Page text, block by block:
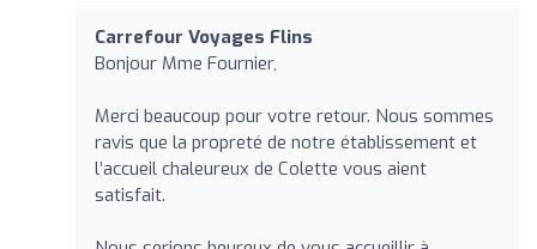
Carrefour Voyages Flins
Bonjour Mme Fournier,
Merci beaucoup pour votre retour. Nous sommes
ravis que la propreté de notre établissement et
l’accueil chaleureux de Colette vous aient
satisfait.